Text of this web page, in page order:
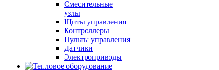
Смесительные
узлы
Щиты управления
Контроллеры
Пульты управления
Датчики
Электроприводы